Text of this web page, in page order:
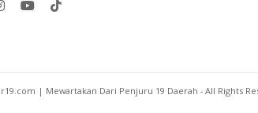
| Mewartakan Dari Penjuru 19 Daerah - All Rights